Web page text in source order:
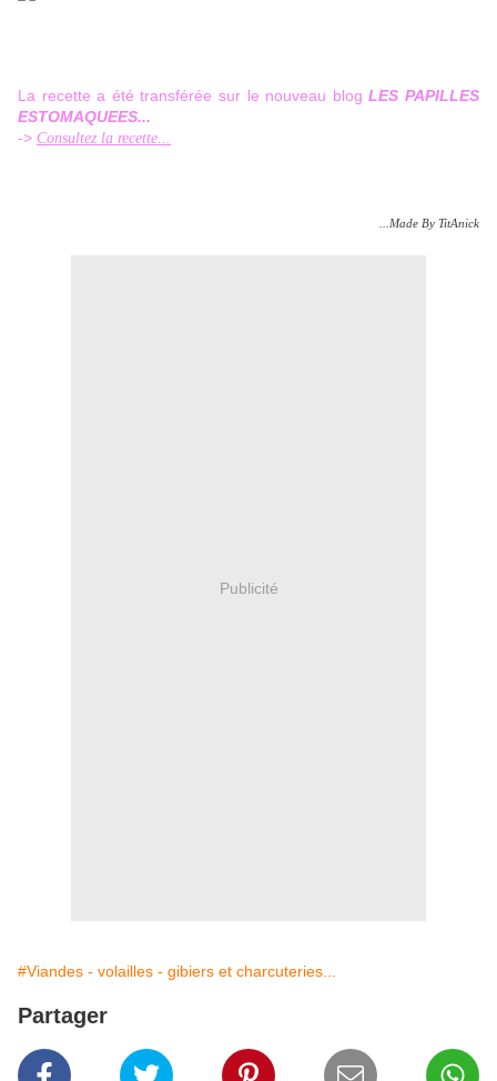
La recette a été transférée sur le nouveau blogLES PAPILLES
ESTOMAQUEES...
-> Consultez la recette...
...Made By TitAnick
Publicité
#Viandes - volailles - gibiers et charcuteries...
Partager